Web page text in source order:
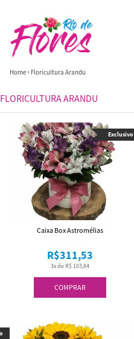
Home Floricultura Arandu
FLORICULTURA ARANDU
COMPRAR
3x de R$ 103,84
R$311,53
Caixa Box Astromélias
Exclusivo